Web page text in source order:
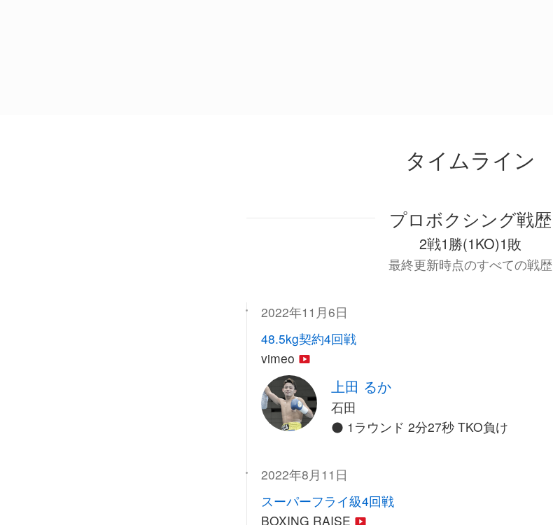
タイムライン
プロボクシング戦歴
2戦1勝(1KO)1敗
最終更新時点のすべての戦歴
2022年11月6日
48.5kg契約4回戦
vimeo
上田 るか
石田
1ラウンド 2分27秒 TKO負け
2022年8月11日
スーパーフライ級4回戦
BOXING RAISE